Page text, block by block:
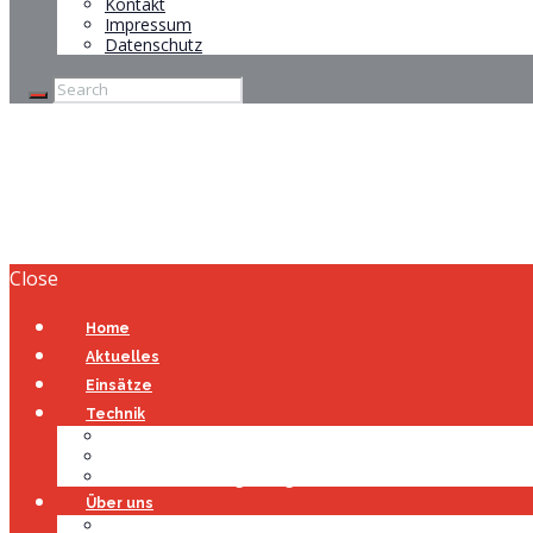
Impressum
Datenschutz
Close
Home
Aktuelles
Einsätze
Technik
Über uns